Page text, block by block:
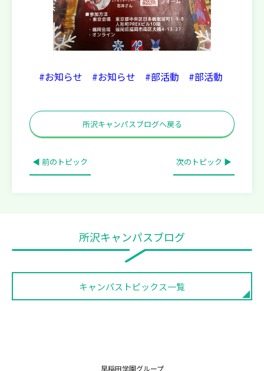
#お知らせ #お知らせ #部活動 #部活動
所沢キャンパスブログへ戻る
◀ 前のトピック 次のトピック ▶
所沢キャンパスブログ
キャンパストピックス一覧
早稲田学園グループ